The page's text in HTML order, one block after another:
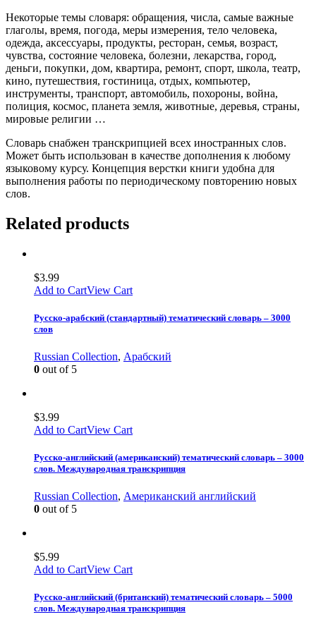
Некоторые темы словаря: обращения, числа, самые важные
глаголы, время, погода, меры измерения, тело человека,
одежда, аксессуары, продукты, ресторан, семья, возраст,
чувства, состояние человека, болезни, лекарства, город,
деньги, покупки, дом, квартира, ремонт, спорт, школа, театр,
кино, путешествия, гостиница, отдых, компьютер,
инструменты, транспорт, автомобиль, похороны, война,
полиция, космос, планета земля, животные, деревья, страны,
мировые религии …
Словарь снабжен транскрипцией всех иностранных слов.
Может быть использован в качестве дополнения к любому
языковому курсу. Концепция верстки книги удобна для
выполнения работы по периодическому повторению новых
слов.
Related products
$3.99
Add to CartView Cart
Русско-арабский (стандартный) тематический словарь – 3000
слов
Russian Collection, Арабский
0 out of 5
$3.99
Add to CartView Cart
Русско-английский (американский) тематический словарь – 3000
слов. Международная транскрипция
Russian Collection, Американский английский
0 out of 5
$5.99
Add to CartView Cart
Русско-английский (британский) тематический словарь – 5000
слов. Международная транскрипция